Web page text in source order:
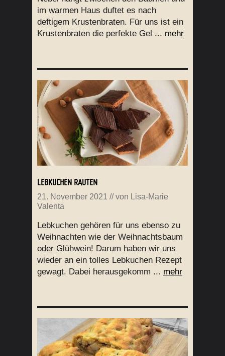
im warmen Haus duftet es nach
deftigem Krustenbraten. Für uns ist ein
Krustenbraten die perfekte Gel ... mehr
LEBKUCHEN RAUTEN
21. November 2021 // von Lisa-Marie
Valenta
Lebkuchen gehören für uns ebenso zu
Weihnachten wie der Weihnachtsbaum
oder Glühwein! Darum haben wir uns
wieder an ein tolles Lebkuchen Rezept
gewagt. Dabei herausgekomm ... mehr